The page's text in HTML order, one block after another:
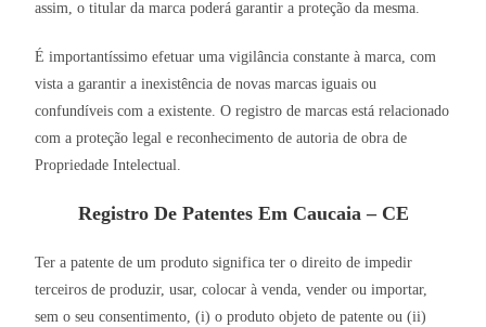
assim, o titular da marca poderá garantir a proteção da mesma.
É importantíssimo efetuar uma vigilância constante à marca, com
vista a garantir a inexistência de novas marcas iguais ou
confundíveis com a existente. O registro de marcas está relacionado
com a proteção legal e reconhecimento de autoria de obra de
Propriedade Intelectual.
Registro De Patentes Em Caucaia – CE
Ter a patente de um produto significa ter o direito de impedir
terceiros de produzir, usar, colocar à venda, vender ou importar,
sem o seu consentimento, (i) o produto objeto de patente ou (ii)